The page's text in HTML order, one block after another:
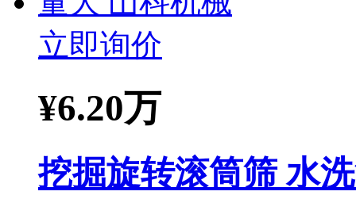
立即询价
¥6.20万
挖掘旋转滚筒筛 水